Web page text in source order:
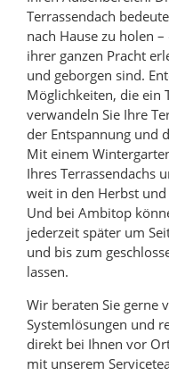
Terrassendach
nach Hause zu holen
ihrer ganzen Pracht
und geborgen sind.
Möglichkeiten, die ein
verwandeln Sie Ihre
der Entspannung und
Mit einem
Ihres Terrassendachs
weit in den Herbst
Und bei Ambitop
jederzeit später um
und bis zum
lassen.
Wir beraten Sie gerne
Systemlösungen und
direkt bei Ihnen vor
mit unserem